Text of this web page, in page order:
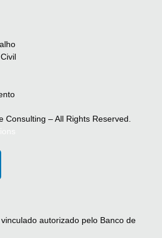
Consulting – All Rights Reserved.
autorizado pelo Banco de